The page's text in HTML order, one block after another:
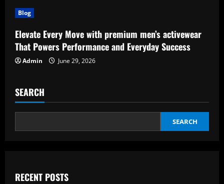
Blog
Elevate Every Move with premium men’s activewear
That Powers Performance and Everyday Success
Admin June 29, 2026
SEARCH
SEARCH
RECENT POSTS